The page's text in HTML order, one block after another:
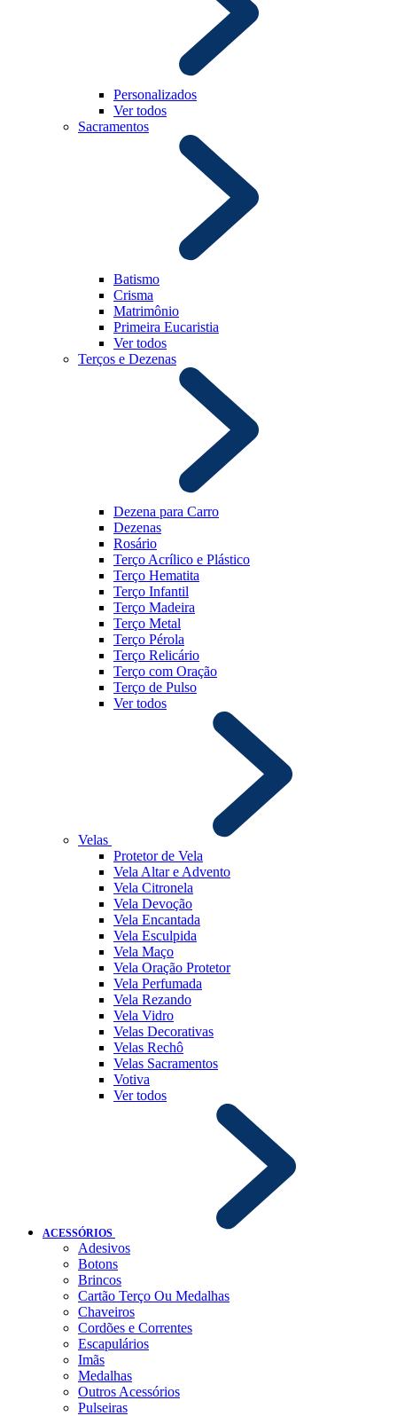
Personalizados
Ver todos
Sacramentos
Batismo
Crisma
Matrimônio
Primeira Eucaristia
Ver todos
Terços e Dezenas
Dezena para Carro
Dezenas
Rosário
Terço Acrílico e Plástico
Terço Hematita
Terço Infantil
Terço Madeira
Terço Metal
Terço Pérola
Terço Relicário
Terço com Oração
Terço de Pulso
Ver todos
Velas
Protetor de Vela
Vela Altar e Advento
Vela Citronela
Vela Devoção
Vela Encantada
Vela Esculpida
Vela Maço
Vela Oração Protetor
Vela Perfumada
Vela Rezando
Vela Vidro
Velas Decorativas
Velas Rechô
Velas Sacramentos
Votiva
Ver todos
ACESSÓRIOS
Adesivos
Botons
Brincos
Cartão Terço Ou Medalhas
Chaveiros
Cordões e Correntes
Escapulários
Imãs
Medalhas
Outros Acessórios
Pulseiras